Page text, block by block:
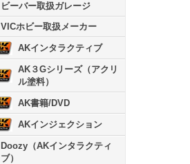
ビーバー取扱ガレージ
VICホビー取扱メーカー
AKインタラクティブ
AK３Gシリーズ（アクリ
ル塗料）
AK書籍/DVD
AKインジェクション
Doozy（AKインタラクティ
ブ）